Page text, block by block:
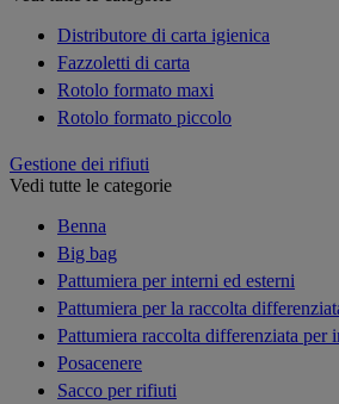
Distributore di carta igienica
Fazzoletti di carta
Rotolo formato maxi
Rotolo formato piccolo
Gestione dei rifiuti
Vedi tutte le categorie
Benna
Big bag
Pattumiera per interni ed esterni
Pattumiera per la raccolta
Pattumiera raccolta differenziata per
Posacenere
Sacco per rifiuti